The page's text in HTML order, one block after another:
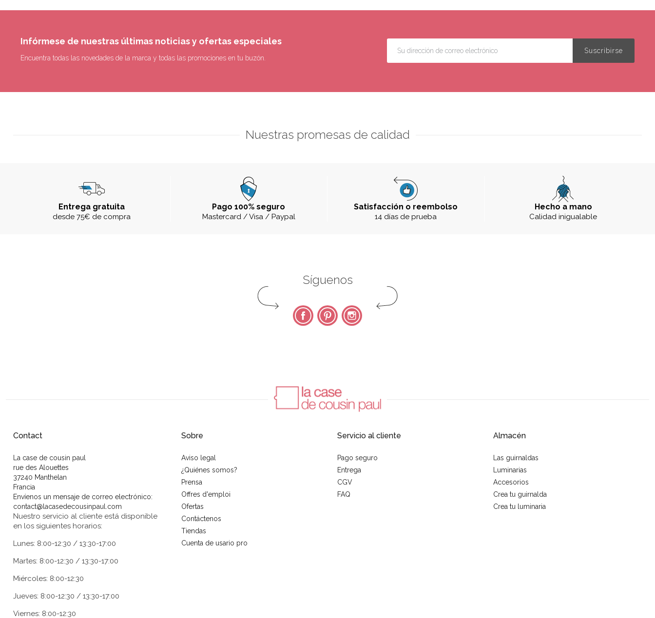
Infórmese de nuestras últimas noticias y ofertas especiales
Encuentra todas las novedades de la marca y todas las promociones en tu buzón.
Nuestras promesas de calidad
Entrega gratuita
desde 75€ de compra
Pago 100% seguro
Mastercard / Visa / Paypal
Satisfacción o reembolso
14 días de prueba
Hecho a mano
Calidad inigualable
Síguenos
FacebookPinterest Instagram
Contact
La case de cousin paul
rue des Alouettes
37240 Manthelan
Francia
Envíenos un mensaje de correo electrónico:
contact@lacasedecousinpaul.com
Nuestro servicio al cliente está disponible
en los siguientes horarios:
Lunes: 8:00-12:30 / 13:30-17:00
Martes: 8:00-12:30 / 13:30-17:00
Miércoles: 8:00-12:30
Jueves: 8:00-12:30 / 13:30-17:00
Viernes: 8:00-12:30
Sobre
Aviso legal
¿Quiénes somos?
Prensa
Offres d'emploi
Ofertas
Contáctenos
Tiendas
Cuenta de usario pro
Servicio al cliente
Pago seguro
Entrega
CGV
FAQ
Almacén
Las guirnaldas
Luminarias
Accesorios
Crea tu guirnalda
Crea tu luminaria